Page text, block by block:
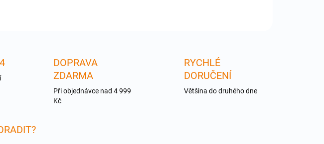
DOPRAVA
ZDARMA
Při objednávce nad 4 999
Kč
RYCHLÉ
DORUČENÍ
Většina do druhého dne